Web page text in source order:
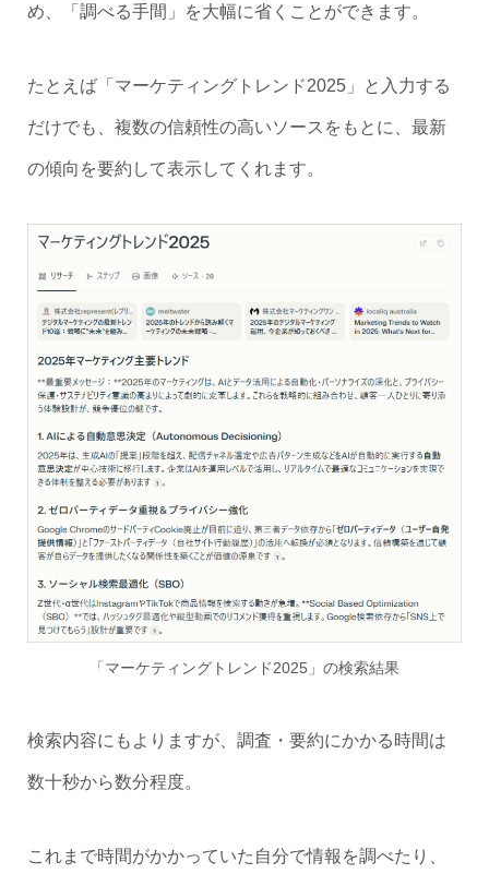
め、「調べる手間」を大幅に省くことができます。
たとえば「マーケティングトレンド2025」と入力する
だけでも、複数の信頼性の高いソースをもとに、最新
の傾向を要約して表示してくれます。
「マーケティングトレンド2025」の検索結果
検索内容にもよりますが、調査・要約にかかる時間は
数十秒から数分程度。
これまで時間がかかっていた自分で情報を調べたり、